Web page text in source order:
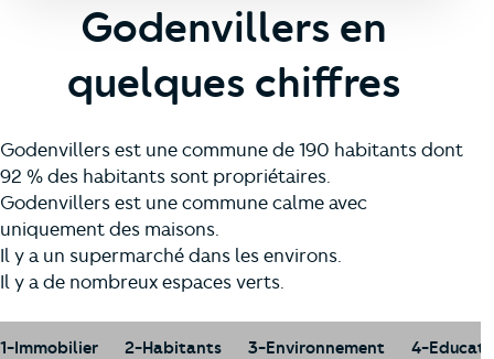
Godenvillers en
quelques chiffres
Godenvillers est une commune de 190 habitants dont
92 % des habitants sont propriétaires.
Godenvillers est une commune calme avec
uniquement des maisons.
Il y a un supermarché dans les environs.
Il y a de nombreux espaces verts.
1-Immobilier 2-Habitants 3-Environnement 4-